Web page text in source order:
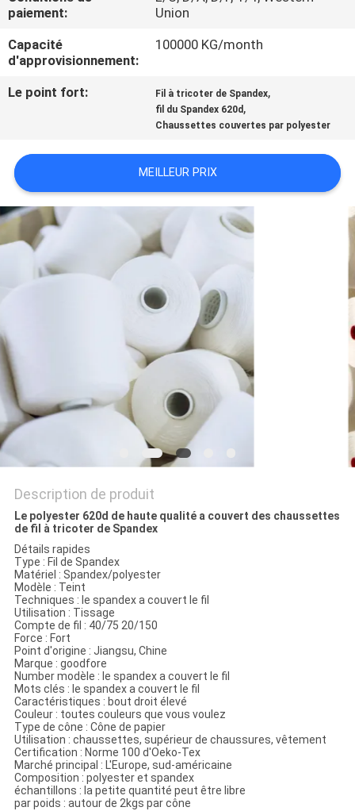
L'USINE
CONTRÔLE
DE
QUALITÉ
NOUS
CONTACTER
NOUVELLES
DEMANDEZ
UN DEVIS
PLAN
DU
SITE
PRIVACY
POLICY
paiement:
Union
Capacité
d'approvisionnement:
100000 KG/month
Le point fort: Fil à tricoter de Spandex,
fil du Spandex 620d ,
Chaussettes couvertes par polyester
MEILLEUR PRIX
Description de produit
Le polyester 620d de haute qualité a couvert des chaussettes
de fil à tricoter de Spandex
Détails rapides
Type : Fil de Spandex
Matériel : Spandex/polyester
Modèle : Teint
Techniques : le spandex a couvert le fil
Utilisation : Tissage
Compte de fil : 40/75 20/150
Force : Fort
Point d'origine : Jiangsu, Chine
Marque : goodfore
Number modèle : le spandex a couvert le fil
Mots clés : le spandex a couvert le fil
Caractéristiques : bout droit élevé
Couleur : toutes couleurs que vous voulez
Type de cône : Cône de papier
Utilisation : chaussettes, supérieur de chaussures, vêtement
Certification : Norme 100 d'Oeko-Tex
Marché principal : L'Europe, sud-américaine
Composition : polyester et spandex
échantillons : la petite quantité peut être libre
par poids : autour de 2kgs par cône